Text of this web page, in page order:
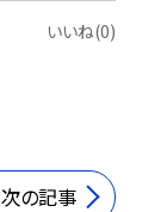
いいね(0)
次の記事